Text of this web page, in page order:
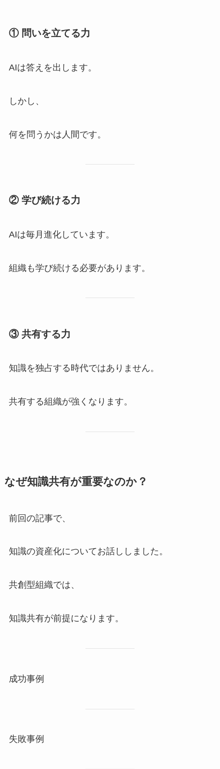
① 問いを立てる力
AIは答えを出します。
しかし、
何を問うかは人間です。
② 学び続ける力
AIは毎月進化しています。
組織も学び続ける必要があります。
③ 共有する力
知識を独占する時代ではありません。
共有する組織が強くなります。
なぜ知識共有が重要なのか？
前回の記事で、
知識の資産化についてお話ししました。
共創型組織では、
知識共有が前提になります。
成功事例
失敗事例